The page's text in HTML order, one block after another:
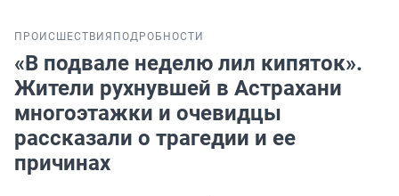
ПРОИСШЕСТВИЯ ПОДРОБНОСТИ
«В подвале неделю лил кипяток».
Жители рухнувшей в Астрахани
многоэтажки и очевидцы
рассказали о трагедии и ее
причинах